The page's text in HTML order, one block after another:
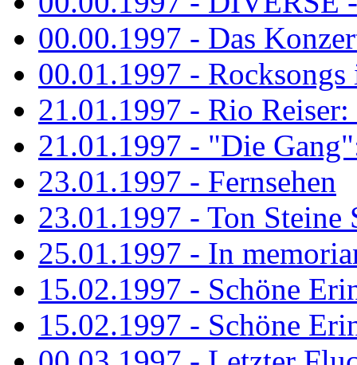
00.00.1997 - Das
00.01.1997 -
21.01.1997 - Rio
21.01.1997 - "Die
23.01.1997 - Fernsehen
23.01.1997 - Ton Steine
25.01.1997 - In
15.02.1997 - Schöne
15.02.1997 - Schöne